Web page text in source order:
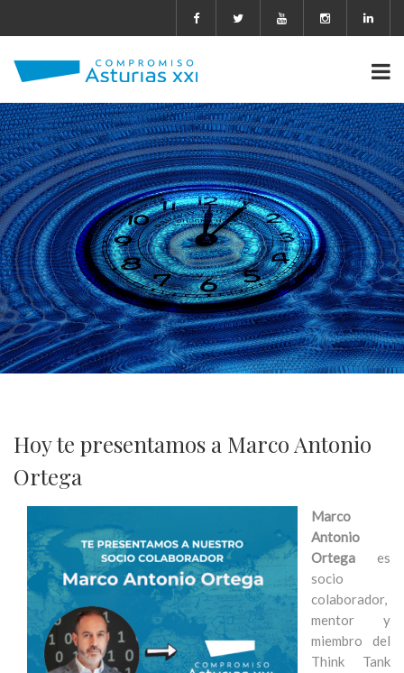
Hoy te presentamos a Marco Antonio
Ortega
Marco
Antonio
Ortega es
socio
colaborador,
mentor y
miembro del
Think Tank